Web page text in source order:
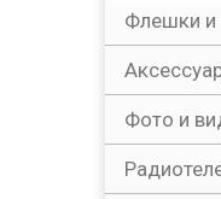
Флешки и
Фото и